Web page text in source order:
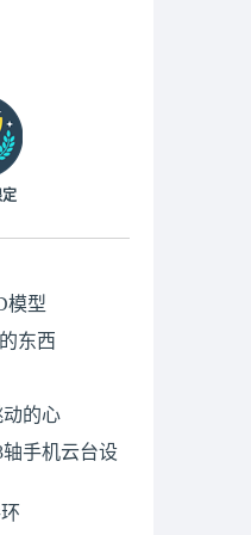
模型
东西
的心
手机云台设